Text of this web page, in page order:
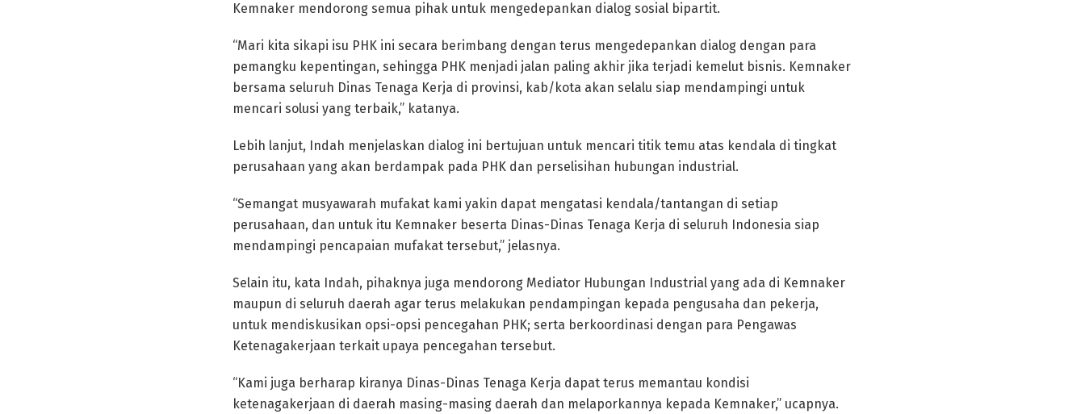
Kemnaker mendorong semua pihak untuk mengedepankan dialog sosial bipartit.
“Mari kita sikapi isu PHK ini secara berimbang dengan terus mengedepankan dialog dengan para
pemangku kepentingan, sehingga PHK menjadi jalan paling akhir jika terjadi kemelut bisnis. Kemnaker
bersama seluruh Dinas Tenaga Kerja di provinsi, kab/kota akan selalu siap mendampingi untuk
mencari solusi yang terbaik,” katanya.
Lebih lanjut, Indah menjelaskan dialog ini bertujuan untuk mencari titik temu atas kendala di tingkat
perusahaan yang akan berdampak pada PHK dan perselisihan hubungan industrial.
“Semangat musyawarah mufakat kami yakin dapat mengatasi kendala/tantangan di setiap
perusahaan, dan untuk itu Kemnaker beserta Dinas-Dinas Tenaga Kerja di seluruh Indonesia siap
mendampingi pencapaian mufakat tersebut,” jelasnya.
Selain itu, kata Indah, pihaknya juga mendorong Mediator Hubungan Industrial yang ada di Kemnaker
maupun di seluruh daerah agar terus melakukan pendampingan kepada pengusaha dan pekerja,
untuk mendiskusikan opsi-opsi pencegahan PHK; serta berkoordinasi dengan para Pengawas
Ketenagakerjaan terkait upaya pencegahan tersebut.
“Kami juga berharap kiranya Dinas-Dinas Tenaga Kerja dapat terus memantau kondisi
ketenagakerjaan di daerah masing-masing daerah dan melaporkannya kepada Kemnaker,” ucapnya.